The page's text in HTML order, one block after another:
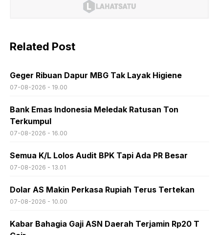
Related Post
Geger Ribuan Dapur MBG Tak Layak Higiene
07-08-2026 - 19.00
Bank Emas Indonesia Meledak Ratusan Ton
Terkumpul
07-08-2026 - 16.00
Semua K/L Lolos Audit BPK Tapi Ada PR Besar
07-08-2026 - 13.01
Dolar AS Makin Perkasa Rupiah Terus Tertekan
07-08-2026 - 10.00
Kabar Bahagia Gaji ASN Daerah Terjamin Rp20 T